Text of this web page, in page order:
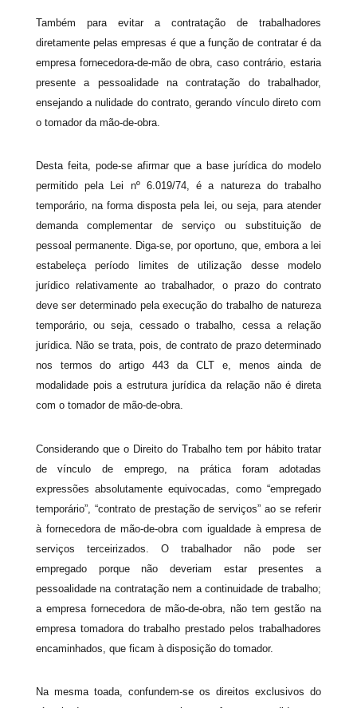
Também para evitar a contratação de trabalhadores
diretamente pelas empresas é que a função de contratar é da
empresa fornecedora-de-mão de obra, caso contrário, estaria
presente a pessoalidade na contratação do trabalhador,
ensejando a nulidade do contrato, gerando vínculo direto com
o tomador da mão-de-obra.
Desta feita, pode-se afirmar que a base jurídica do modelo
permitido pela Lei nº 6.019/74, é a natureza do trabalho
temporário, na forma disposta pela lei, ou seja, para atender
demanda complementar de serviço ou substituição de
pessoal permanente. Diga-se, por oportuno, que, embora a lei
estabeleça período limites de utilização desse modelo
jurídico relativamente ao trabalhador, o prazo do contrato
deve ser determinado pela execução do trabalho de natureza
temporário, ou seja, cessado o trabalho, cessa a relação
jurídica. Não se trata, pois, de contrato de prazo determinado
nos termos do artigo 443 da CLT e, menos ainda de
modalidade pois a estrutura jurídica da relação não é direta
com o tomador de mão-de-obra.
Considerando que o Direito do Trabalho tem por hábito tratar
de vínculo de emprego, na prática foram adotadas
expressões absolutamente equivocadas, como “empregado
temporário”, “contrato de prestação de serviços” ao se referir
à fornecedora de mão-de-obra com igualdade à empresa de
serviços terceirizados. O trabalhador não pode ser
empregado porque não deveriam estar presentes a
pessoalidade na contratação nem a continuidade de trabalho;
a empresa fornecedora de mão-de-obra, não tem gestão na
empresa tomadora do trabalho prestado pelos trabalhadores
encaminhados, que ficam à disposição do tomador.
Na mesma toada, confundem-se os direitos exclusivos do